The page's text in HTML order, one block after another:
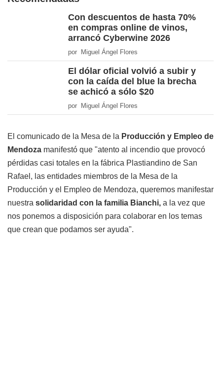
Con descuentos de hasta 70%
en compras online de vinos,
arrancó Cyberwine 2026
por Miguel Ángel Flores
El dólar oficial volvió a subir y
con la caída del blue la brecha
se achicó a sólo $20
por Miguel Ángel Flores
El comunicado de la Mesa de la Producción y Empleo de
Mendoza manifestó que "atento al incendio que provocó
pérdidas casi totales en la fábrica Plastiandino de San
Rafael, las entidades miembros de la Mesa de la
Producción y el Empleo de Mendoza, queremos manifestar
nuestra solidaridad con la familia Bianchi, a la vez que
nos ponemos a disposición para colaborar en los temas
que crean que podamos ser ayuda".